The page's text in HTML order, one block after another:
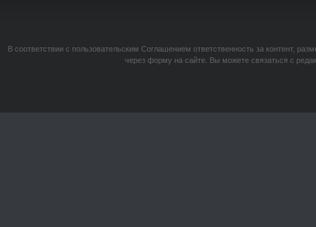
В соответствии с пользовательским Соглашением ответственность за контент,
через форму на сайте. Вы можете связаться с